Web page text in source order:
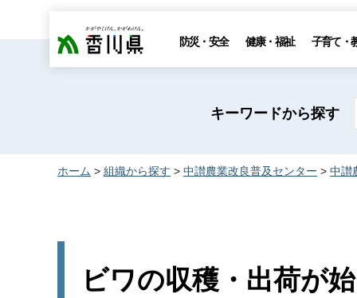
香川県 防災・安全 健康・福祉 子育て・
キーワードから探す
ホーム > 組織から探す > 中讃農業改良普及センター > 中讃
ビワの収穫・出荷が